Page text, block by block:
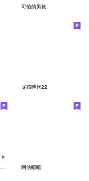
可怕的男孩
屁孩時代22
鹿人與泥鰍第1彈 - 激動泥鰍（重新上架） 阿法嘻嘻